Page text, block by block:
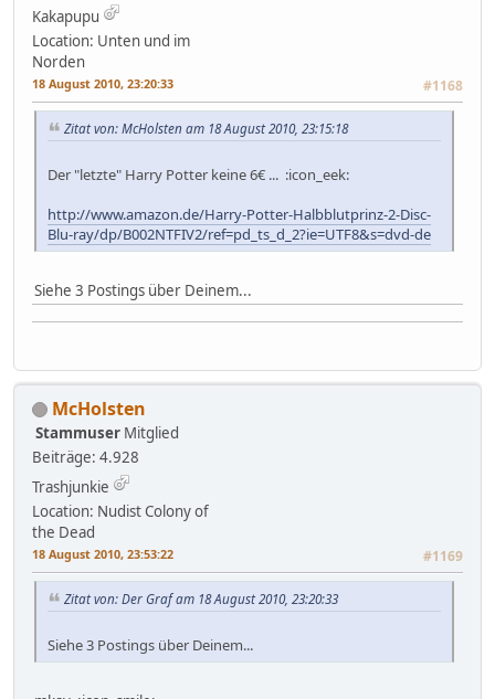
Kakapupu
Location: Unten und im
Norden
18 August 2010, 23:20:33 #1168
Zitat von: McHolsten am 18 August 2010, 23:15:18
Der "letzte" Harry Potter keine 6€ ... :icon_eek:
http://www.amazon.de/Harry-Potter-Halbblutprinz-2-Disc-
Blu-ray/dp/B002NTFIV2/ref=pd_ts_d_2?ie=UTF8&s=dvd-de
Siehe 3 Postings über Deinem...
McHolsten
Stammuser Mitglied
Beiträge: 4.928
Trashjunkie
Location: Nudist Colony of
the Dead
18 August 2010, 23:53:22 #1169
Zitat von: Der Graf am 18 August 2010, 23:20:33
Siehe 3 Postings über Deinem...